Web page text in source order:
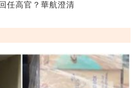
任高官？華航澄清